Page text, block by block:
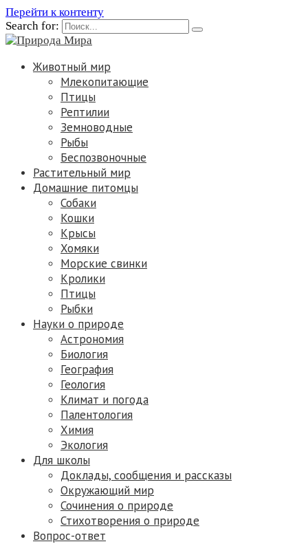
Перейти к контенту
Search for:
Животный мир
Млекопитающие
Птицы
Рептилии
Земноводные
Рыбы
Беспозвоночные
Растительный мир
Домашние питомцы
Собаки
Кошки
Крысы
Хомяки
Морские свинки
Кролики
Птицы
Рыбки
Науки о природе
Астрономия
Биология
География
Геология
Климат и погода
Палентология
Химия
Экология
Для школы
Доклады, сообщения и рассказы
Окружающий мир
Сочинения о природе
Стихотворения о природе
Вопрос-ответ